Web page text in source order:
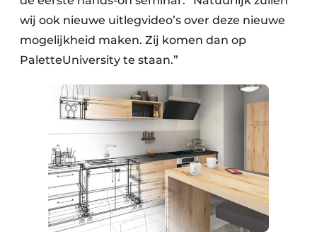
wij ook nieuwe uitleg­video’s over deze nieuwe
mogelijkheid maken. Zij komen dan op
PaletteUniversity te staan.”